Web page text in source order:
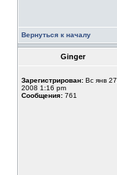
Вернуться к началу
Ginger
Зарегистрирован: Вс янв 27,
2008 1:16 pm
Сообщения: 761